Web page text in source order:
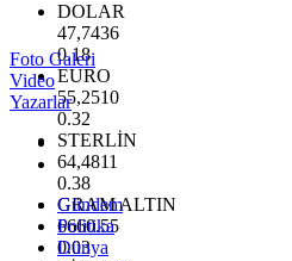
DOLAR
47,7436
0.18
EURO
55,2510
0.32
STERLİN
64,4811
0.38
GRAM ALTIN
6660.55
0.03
Foto Galeri
Video
Yazarlar
Gündem
Politika
Dünya